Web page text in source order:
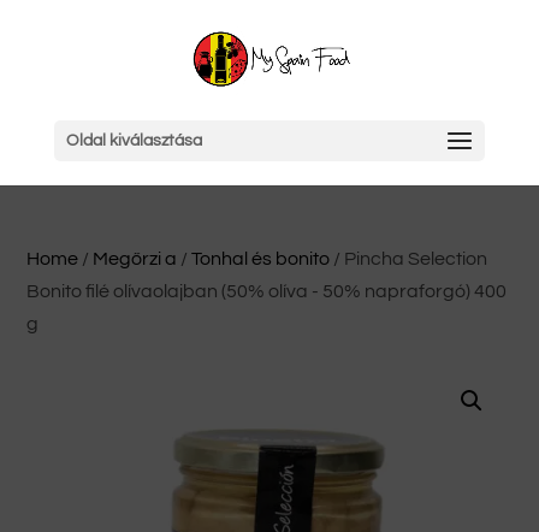
Oldal kiválasztása
Home / Megőrzi a /Tonhal és bonito / Pincha Selection
Bonito filé olívaolajban (50% olíva - 50% napraforgó) 400
g